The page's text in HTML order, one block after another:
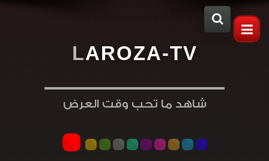
LAROZA-TV
شاهد ما تحب وقت العرض